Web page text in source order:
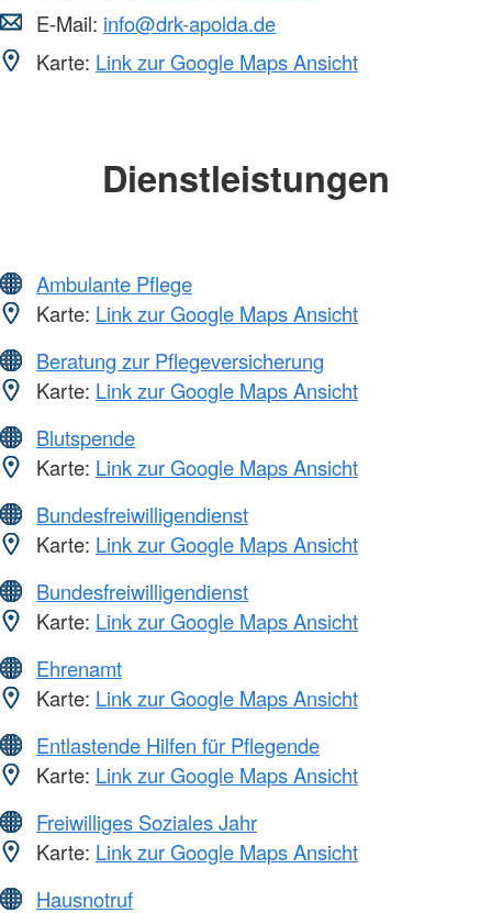
E-Mail: info@drk-apolda.de
Karte: Link zur Google Maps Ansicht
Dienstleistungen
Ambulante Pflege
Karte: Link zur Google Maps Ansicht
Beratung zur Pflegeversicherung
Karte: Link zur Google Maps Ansicht
Blutspende
Karte: Link zur Google Maps Ansicht
Bundesfreiwilligendienst
Karte: Link zur Google Maps Ansicht
Bundesfreiwilligendienst
Karte: Link zur Google Maps Ansicht
Ehrenamt
Karte: Link zur Google Maps Ansicht
Entlastende Hilfen für Pflegende
Karte: Link zur Google Maps Ansicht
Freiwilliges Soziales Jahr
Karte: Link zur Google Maps Ansicht
Hausnotruf